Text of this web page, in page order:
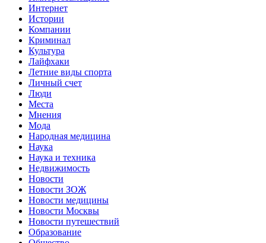
Интернет
Истории
Компании
Криминал
Культура
Лайфхаки
Летние виды спорта
Личный счет
Люди
Места
Мнения
Мода
Народная медицина
Наука
Наука и техника
Недвижимость
Новости
Новости ЗОЖ
Новости медицины
Новости Москвы
Новости путешествий
Образование